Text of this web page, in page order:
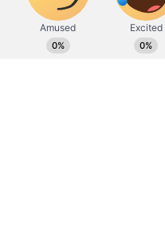
உங்க ராசி